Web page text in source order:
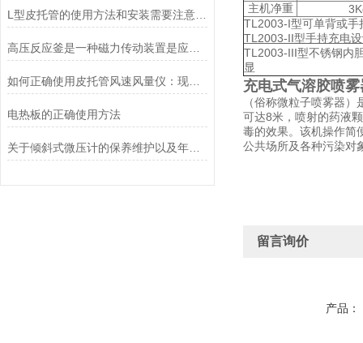
L型皮托管的使用方法和安装需要注意的地方
如何正确使用皮托管风速风量仪：现场测量步骤与数据解读指南
电热板的正确使用方法
关于倾斜式微压计的保养维护以及年检校准你都了解多少
主机净重
TL2003-I型可单背或手
TL2003-II型手持充电
TL2003-III型不锈钢内
显
充电式气溶胶喷
（俗称微粒子喷雾器
可达8米，喷射的药液
毒的效果。该机操作简
公共场所及各种污染对
留言询价
产品：